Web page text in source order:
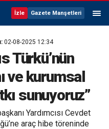
İzle Gazete Manşetleri
02-08-2025 12:34
Türkü’nün
ve kurumsal
sunuyoruz”
Yardımcısı Cevdet
araç hibe töreninde